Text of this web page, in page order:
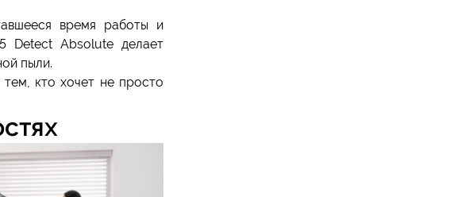
время работы и
Detect Absolute делает
пыли.
тем, кто хочет не просто